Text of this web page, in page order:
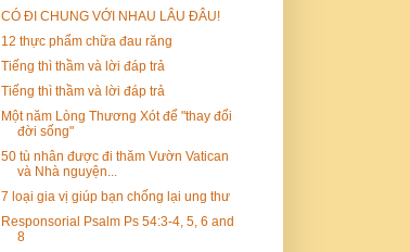
CÓ ĐI CHUNG VỚI NHAU LÂU ĐÂU!
12 thực phẩm chữa đau răng
Tiếng thì thầm và lời đáp trả
Tiếng thì thầm và lời đáp trả
Một năm Lòng Thương Xót để "thay đổi
đời sống"
50 tù nhân được đi thăm Vườn Vatican
và Nhà nguyện...
7 loại gia vị giúp bạn chống lại ung thư
Responsorial Psalm Ps 54:3-4, 5, 6 and
8